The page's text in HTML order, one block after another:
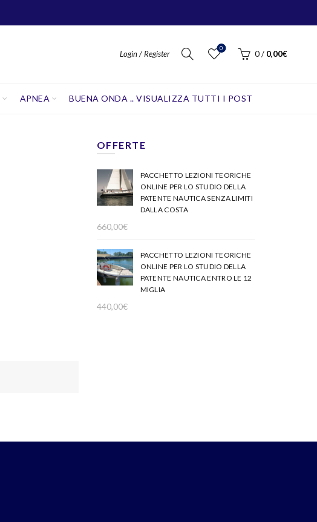
Login / Register
0
0 / 0,00€
APNEA BUENA ONDA .. VISUALIZZA TUTTI I POST
OFFERTE
PACCHETTO LEZIONI TEORICHE
ONLINE PER LO STUDIO DELLA
PATENTE NAUTICA SENZA LIMITI
DALLA COSTA
660,00€
PACCHETTO LEZIONI TEORICHE
ONLINE PER LO STUDIO DELLA
PATENTE NAUTICA ENTRO LE 12
MIGLIA
440,00€